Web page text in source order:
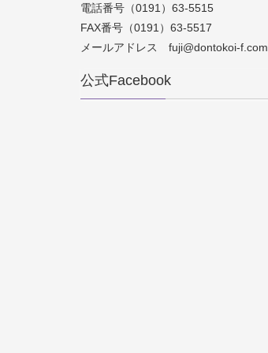
電話番号（0191）63-5515
FAX番号（0191）63-5517
メールアドレス fuji@dontokoi-f.com
公式Facebook